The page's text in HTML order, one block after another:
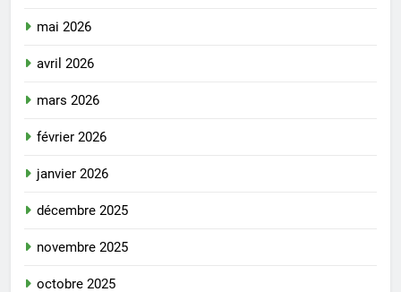
mai 2026
avril 2026
mars 2026
février 2026
janvier 2026
décembre 2025
novembre 2025
octobre 2025